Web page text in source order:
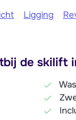
Ligging
de skilift